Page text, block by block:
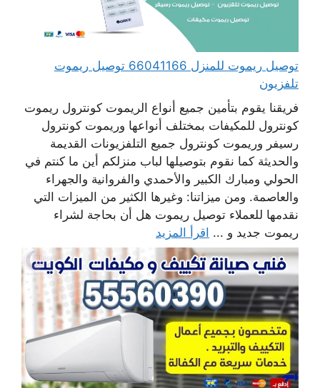
توصيل ريموت للمنزل 66041166 توصيل ريموت
تلفزيون
فريقنا يقوم بتأمين جميع أنواع الريموت كونترول ريموت
كونترول للمكيفات بمختلف أنواعها وريموت كونترول
رسيفر وريموت كونترول جميع التلفزيونات القديمة
والحديثة كما نقوم بتوصيلها لباب منزلكم أين ما كنتم في
الحولي ومبارك الكبير والأحمدي والفروانية والجهراء
والعاصمة. ومن ميزاتنا: وغيرها الكثير من الميزات التي
نقدمها للعملاء توصيل ريموت هل أن بحاجة لشراء
ريموت جديد و ... اقرأ المزيد